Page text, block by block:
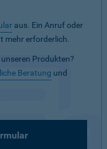
aus. Ein Anruf oder
mehr erforderlich.
Produkten?
Beratung und